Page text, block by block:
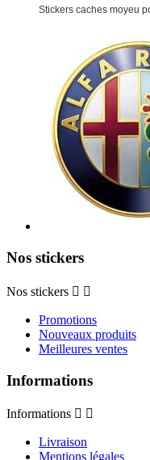
Stickers caches moyeu
Nos stickers
Nos stickers  
Promotions
Nouveaux produits
Meilleures ventes
Informations
Informations  
Livraison
Mentions légales